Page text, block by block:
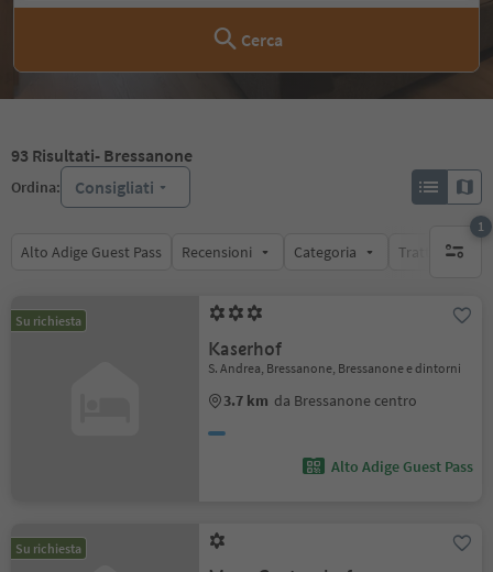
Cerca
93 Risultati- Bressanone
Ordina: Consigliati
Alto Adige Guest Pass Recensioni Categoria Trattamento
1
1 filtro
Su richiesta
Kaserhof
S. Andrea, Bressanone, Bressanone e dintorni
3.7 km da Bressanone centro
Alto Adige Guest Pass
Su richiesta